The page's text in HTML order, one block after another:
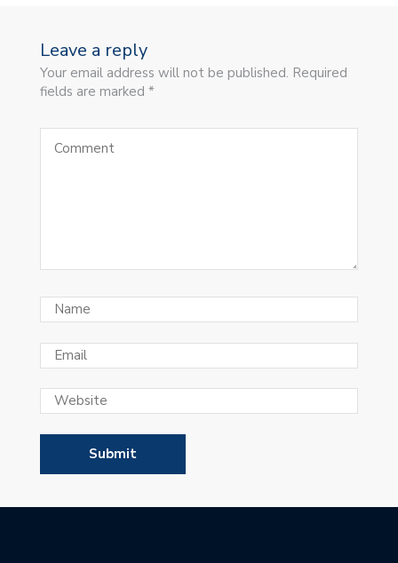
Leave a reply
Your email address will not be published. Required
fields are marked *